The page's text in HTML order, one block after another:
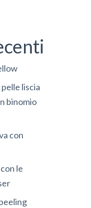
liscia
binomio
con
le